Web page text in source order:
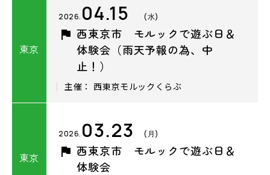
東京
2026. 04.15 (水)
西東京市 モルックで遊ぶ日＆
体験会（雨天予報の為、中
止！）
主催： ⻄東京モルックくらぶ
東京
2026. 03.23 (月)
西東京市 モルックで遊ぶ日＆
体験会